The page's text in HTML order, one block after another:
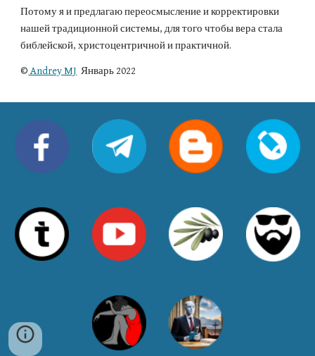
Потому я и предлагаю переосмысление и корректировки
нашей традиционной системы, для того чтобы вера стала
библейской, христоцентричной и практичной.
© Andrey MJ
  Январь 2022